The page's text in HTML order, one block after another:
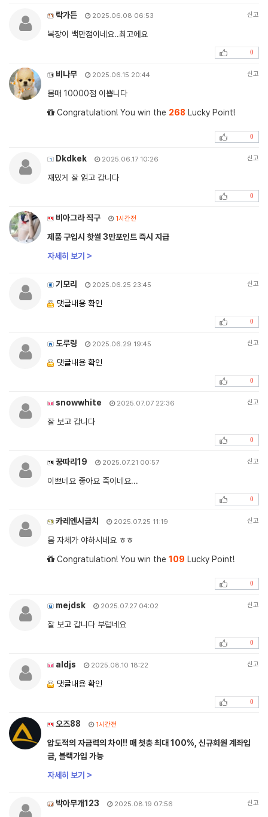
락가든 2025.06.08 06:53 신고
복장이 백만점이네요..최고에요
0
비나무 2025.06.15 20:44 신고
몸매 10000점 이쁩니다
Congratulation! You win the 268 Lucky Point!
0
Dkdkek 2025.06.17 10:26 신고
재밌게 잘 읽고 갑니다
0
비아그라 직구 1시간전
제품 구입시 핫썰 3만포인트 즉시 지급
자세히 보기 >
기모리 2025.06.25 23:45 신고
댓글내용 확인
0
도루링 2025.06.29 19:45 신고
댓글내용 확인
0
snowwhite 2025.07.07 22:36 신고
잘 보고 갑니다
0
꿍따리19 2025.07.21 00:57 신고
이쁘네요 좋아요 죽이네요...
0
카레엔시금치 2025.07.25 11:19 신고
몸 자체가 야하시네요 ㅎㅎ
Congratulation! You win the 109 Lucky Point!
0
mejdsk 2025.07.27 04:02 신고
잘 보고 갑니다 부럽네요
0
aldjs 2025.08.10 18:22 신고
댓글내용 확인
0
오즈88 1시간전
압도적의 자금력의 차이!! 매 첫충 최대 100%, 신규회원 계좌입
금, 블랙가입 가능
자세히 보기 >
박아무개123 2025.08.19 07:56 신고